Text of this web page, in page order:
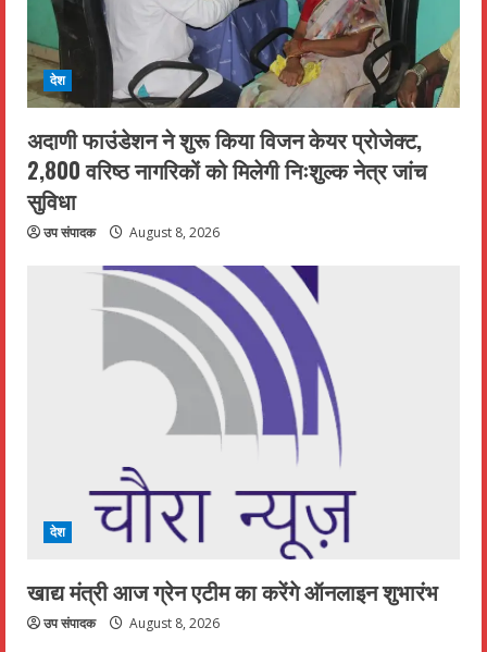
देश
अदाणी फाउंडेशन ने शुरू किया विजन केयर प्रोजेक्ट,
2,800 वरिष्ठ नागरिकों को मिलेगी निःशुल्क नेत्र जांच
सुविधा
उप संपादक August 8, 2026
देश
खाद्य मंत्री आज ग्रेन एटीम का करेंगे ऑनलाइन शुभारंभ
उप संपादक August 8, 2026